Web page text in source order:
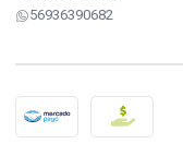
56936390682